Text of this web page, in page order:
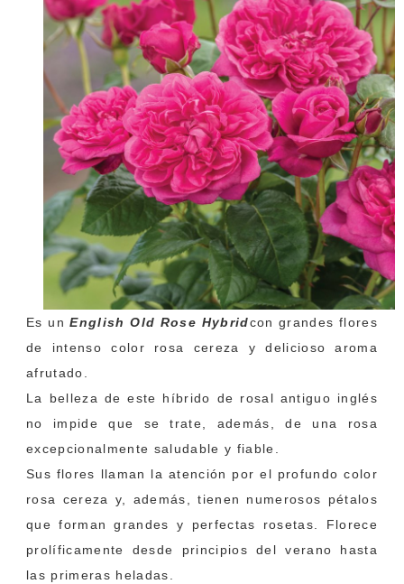
Es unEnglish Old Rose Hybridcon grandes flores
de intenso color rosa cereza y delicioso aroma
afrutado.
La belleza de este híbrido de rosal antiguo inglés
no impide que se trate, además, de una rosa
excepcionalmente saludable y fiable.
Sus flores llaman la atención por el profundo color
rosa cereza y, además, tienen numerosos pétalos
que forman grandes y perfectas rosetas. Florece
prolíficamente desde principios del verano hasta
las primeras heladas.